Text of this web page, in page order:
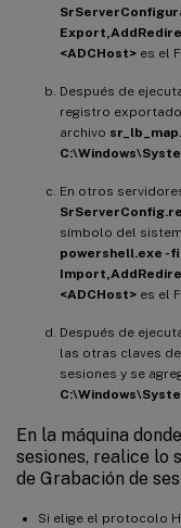
<ADCHost> es el
Después de
registro
archivo
En otros
símbolo del
powershell.exe -
<ADCHost> es el
Después de
las otras claves
sesiones y se
En la máquina
sesiones, realice lo
de Grabación de
Si elige el protocolo